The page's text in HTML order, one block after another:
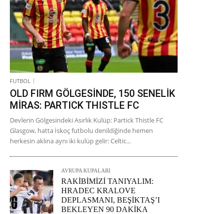
FUTBOL
OLD FIRM GÖLGESİNDE, 150 SENELİK
MİRAS: PARTICK THISTLE FC
Devlerin Gölgesindeki Asırlık Kulüp: Partick Thistle FC
Glasgow, hatta İskoç futbolu denildiğinde hemen
herkesin aklına aynı iki kulüp gelir: Celtic...
AVRUPA KUPALARI
RAKİBİMİZİ TANIYALIM:
HRADEC KRALOVE
DEPLASMANI, BEŞİKTAŞ’I
BEKLEYEN 90 DAKİKA